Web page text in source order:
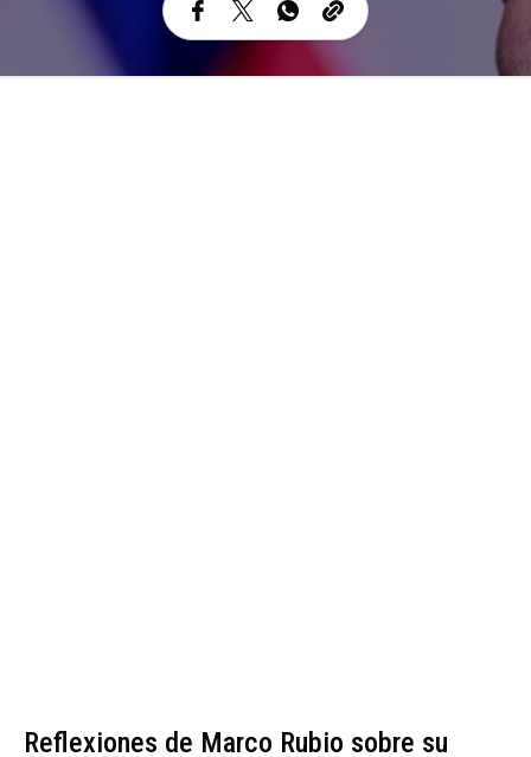
Reflexiones de Marco Rubio sobre su